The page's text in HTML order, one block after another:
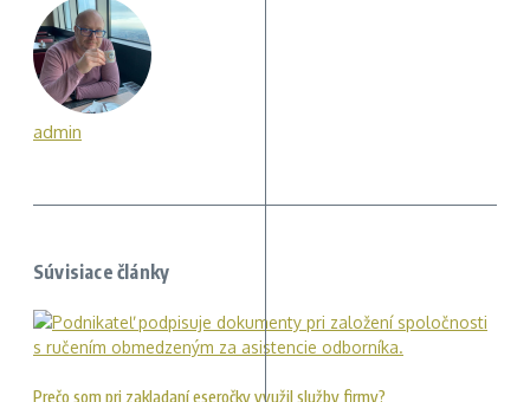
admin
Súvisiace články
Prečo som pri zakladaní eseročky využil služby firmy?